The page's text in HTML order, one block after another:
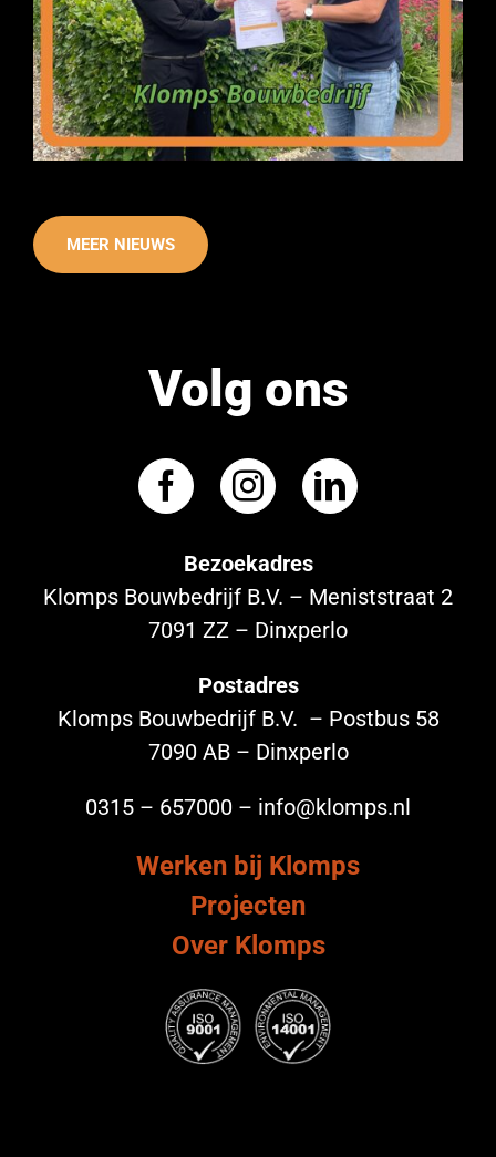
MEER NIEUWS
Volg ons
Bezoekadres
Klomps Bouwbedrijf B.V. – Meniststraat 2
7091 ZZ – Dinxperlo
Postadres
Klomps Bouwbedrijf B.V. – Postbus 58
7090 AB – Dinxperlo
0315 – 657000 – info@klomps.nl
Werken bij Klomps
Projecten
Over Klomps